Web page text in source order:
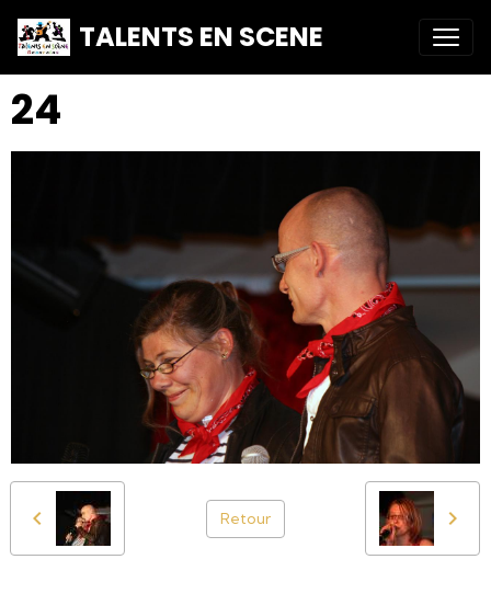
TALENTS EN SCENE
24
Retour